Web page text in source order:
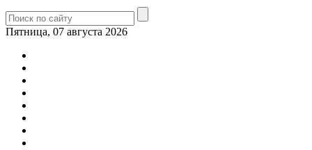
Пятница, 07 августа 2026